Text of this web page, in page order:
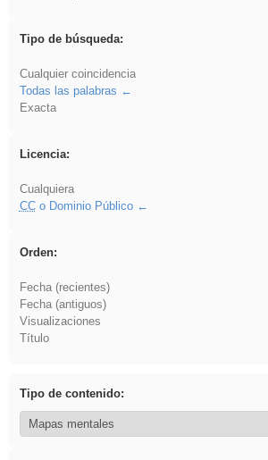
Tipo de búsqueda:
Cualquier coincidencia
Todas las palabras
Exacta
Licencia:
Cualquiera
CCo Dominio Público
Orden:
Fecha (recientes)
Fecha (antiguos)
Visualizaciones
Título
Tipo de contenido: